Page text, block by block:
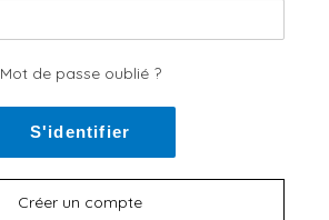
Mot de passe oublié ?
Créer un compte